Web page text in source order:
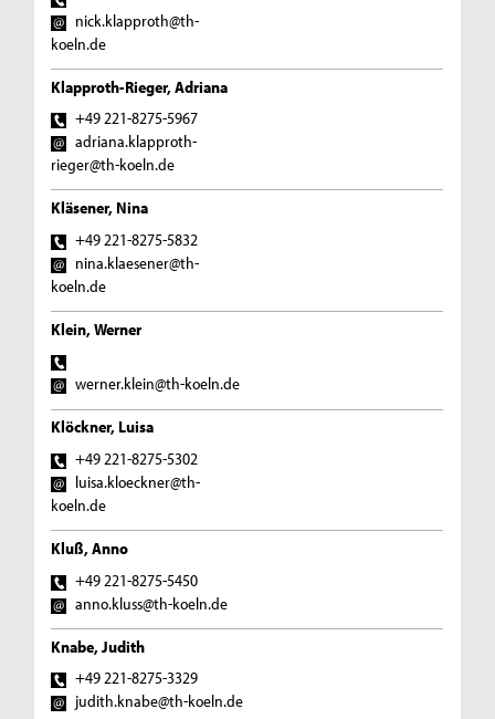
nick.klapproth@th-
koeln.de
Klapproth-Rieger, Adriana
+49 221-8275-5967
adriana.klapproth-
rieger@th-koeln.de
Kläsener, Nina
+49 221-8275-5832
nina.klaesener@th-
koeln.de
Klein, Werner
werner.klein@th-koeln.de
Klöckner, Luisa
+49 221-8275-5302
luisa.kloeckner@th-
koeln.de
Kluß, Anno
+49 221-8275-5450
anno.kluss@th-koeln.de
Knabe, Judith
+49 221-8275-3329
judith.knabe@th-koeln.de